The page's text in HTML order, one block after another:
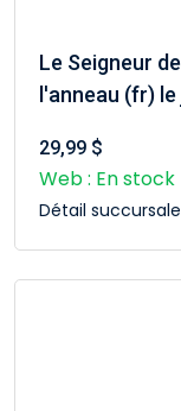
Le Seigneur
l'anneau (fr)
29,99 $
Web : En stock
Détail